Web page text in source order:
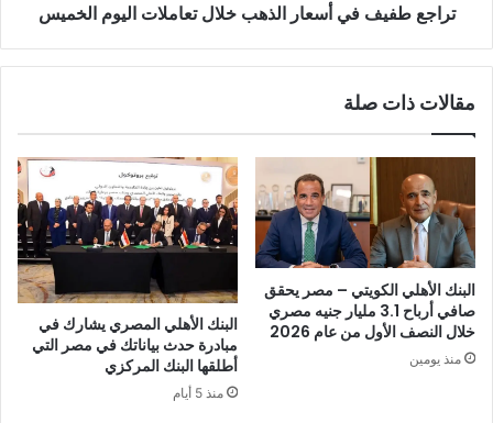
تراجع طفيف في أسعار الذهب خلال تعاملات اليوم الخميس
مقالات ذات صلة
البنك الأهلي الكويتي – مصر يحقق
صافي أرباح 3.1 مليار جنيه مصري
خلال النصف الأول من عام 2026
منذ يومين
البنك الأهلي المصري يشارك في
مبادرة حدث بياناتك في مصر التي
أطلقها البنك المركزي
منذ 5 أيام